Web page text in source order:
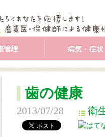
歯の健康
2013/07/28 衛